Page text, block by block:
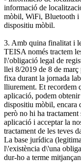
informació de
mòbil, WiFi, Bluetooth i
dispositiu mòbil.
3. Amb quina finalitat i
TEISA només tractem
l\'obligació legal de
llei 8/2019 de 8 de març
fixa durant la jornada
lliurement. Et recordem
aplicació, podem
dispositiu mòbil, encara
però no hi ha tractament
aplicació i acceptar la
tractament de les teves
La base jurídica
l\'existència d\'una
dur-ho a terme